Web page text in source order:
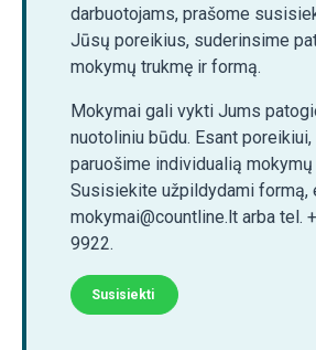
darbuotojams, prašome
Jūsų poreikius, suderinsime
mokymų trukmę ir formą.
Mokymai gali vykti Jums
nuotoliniu būdu. Esant
paruošime individualią mokymų
Susisiekite užpildydami formą,
mokymai@countline.lt arba tel.
9922.
Susisiekti